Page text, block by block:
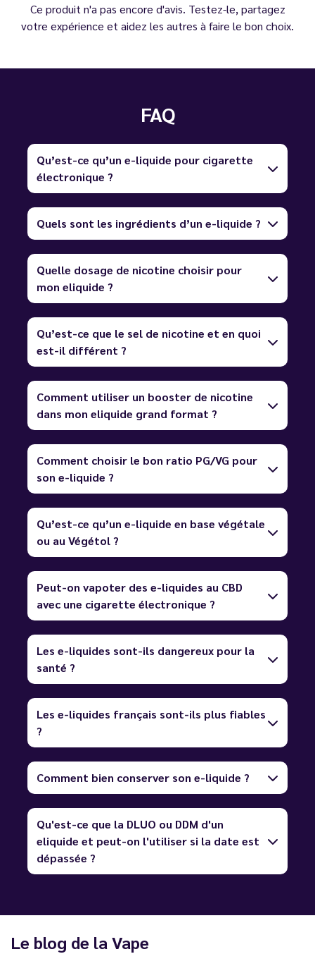
Ce produit n'a pas encore d'avis. Testez-le, partagez
votre expérience et aidez les autres à faire le bon choix.
FAQ
Qu’est-ce qu’un e-liquide pour cigarette
électronique ?
Quels sont les ingrédients d’un e-liquide ?
Quelle dosage de nicotine choisir pour
mon eliquide ?
Qu’est-ce que le sel de nicotine et en quoi
est-il différent ?
Comment utiliser un booster de nicotine
dans mon eliquide grand format ?
Comment choisir le bon ratio PG/VG pour
son e-liquide ?
Qu’est-ce qu’un e-liquide en base végétale
ou au Végétol ?
Peut-on vapoter des e-liquides au CBD
avec une cigarette électronique ?
Les e-liquides sont-ils dangereux pour la
santé ?
Les e-liquides français sont-ils plus fiables
?
Comment bien conserver son e-liquide ?
Qu'est-ce que la DLUO ou DDM d'un
eliquide et peut-on l'utiliser si la date est
dépassée ?
Le blog de la Vape